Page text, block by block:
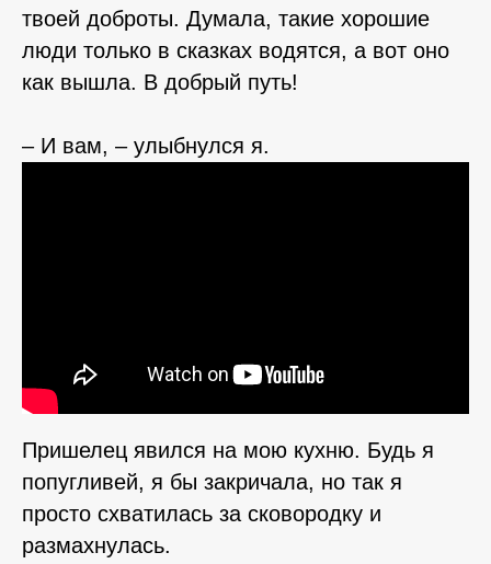
твоей доброты. Думала, такие хорошие
люди только в сказках водятся, а вот оно
как вышла. В добрый путь!
– И вам, – улыбнулся я.
Пришелец явился на мою кухню. Будь я
попугливей, я бы закричала, но так я
просто схватилась за сковородку и
размахнулась.